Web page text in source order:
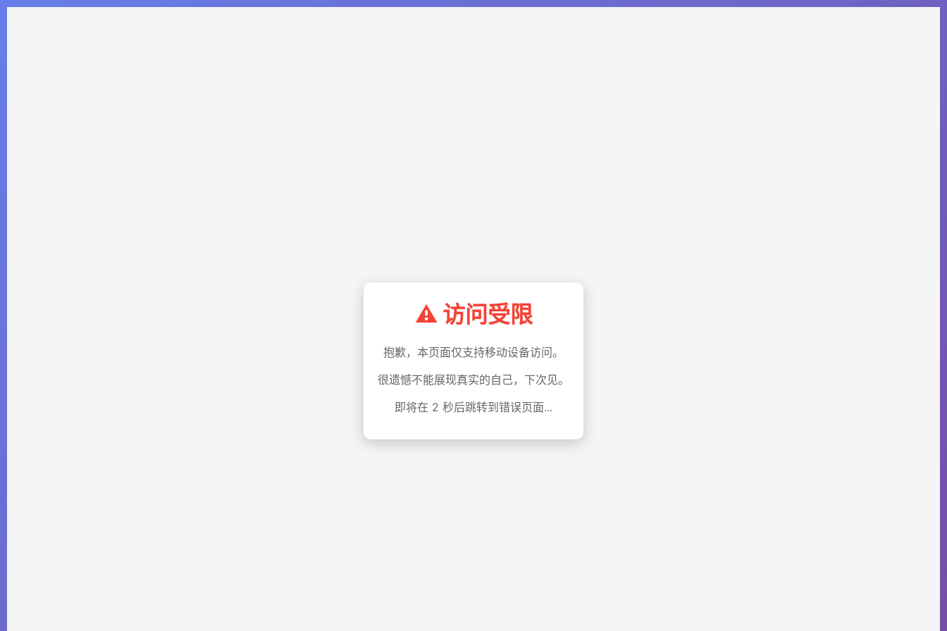
⚠️ 访问受限
抱歉，本页面仅支持移动设备访问。
很遗憾不能展现真实的自己，下次见。
即将在1秒后跳转到错误页面...